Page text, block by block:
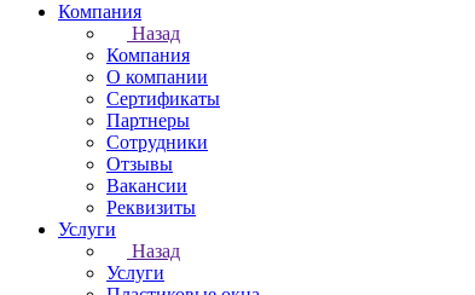
Компания
Назад
Компания
О компании
Сертификаты
Партнеры
Сотрудники
Отзывы
Вакансии
Реквизиты
Услуги
Назад
Услуги